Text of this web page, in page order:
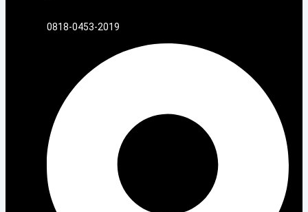
0818-0453-2019